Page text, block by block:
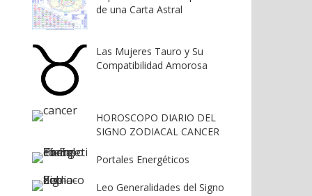
de una Carta Astral
Las Mujeres Tauro y Su
Compatibilidad Amorosa
HOROSCOPO DIARIO DEL
SIGNO ZODIACAL CANCER
Portales Energéticos
Leo Generalidades del Signo